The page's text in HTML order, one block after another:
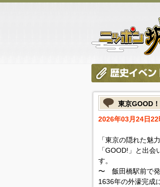
東京GOOD
2026年03月24日22
「東京の隠れた魅
「GOOD!」と出
す。
〜 飯田橋駅前で発
1636年の外濠完成